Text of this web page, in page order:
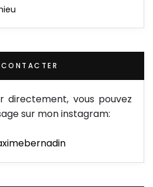
directement, vous pouvez
sur mon instagram: